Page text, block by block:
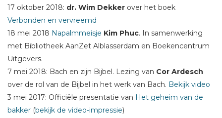
17 oktober 2018: dr. Wim Dekker over het boek
Verbonden en vervreemd
18 mei 2018 Napalmmeisje Kim Phuc. In samenwerking
met Bibliotheek AanZet Alblasserdam en Boekencentrum
Uitgevers.
7 mei 2018: Bach en zijn Bijbel. Lezing van Cor Ardesch
over de rol van de Bijbel in het werk van Bach. Bekijk video
3 mei 2017: Officiële presentatie van Het geheim van de
bakker (bekijk de video-impressie)